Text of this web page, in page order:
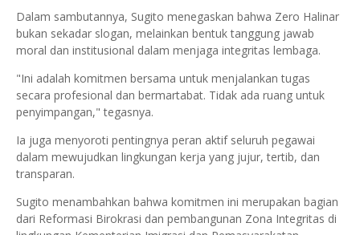
Dalam sambutannya, Sugito menegaskan bahwa Zero Halinar
bukan sekadar slogan, melainkan bentuk tanggung jawab
moral dan institusional dalam menjaga integritas lembaga.
"Ini adalah komitmen bersama untuk menjalankan tugas
secara profesional dan bermartabat. Tidak ada ruang untuk
penyimpangan," tegasnya.
Ia juga menyoroti pentingnya peran aktif seluruh pegawai
dalam mewujudkan lingkungan kerja yang jujur, tertib, dan
transparan.
Sugito menambahkan bahwa komitmen ini merupakan bagian
dari Reformasi Birokrasi dan pembangunan Zona Integritas di